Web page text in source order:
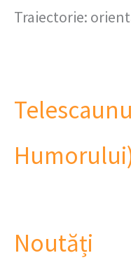
Traiectorie:
Noutăți